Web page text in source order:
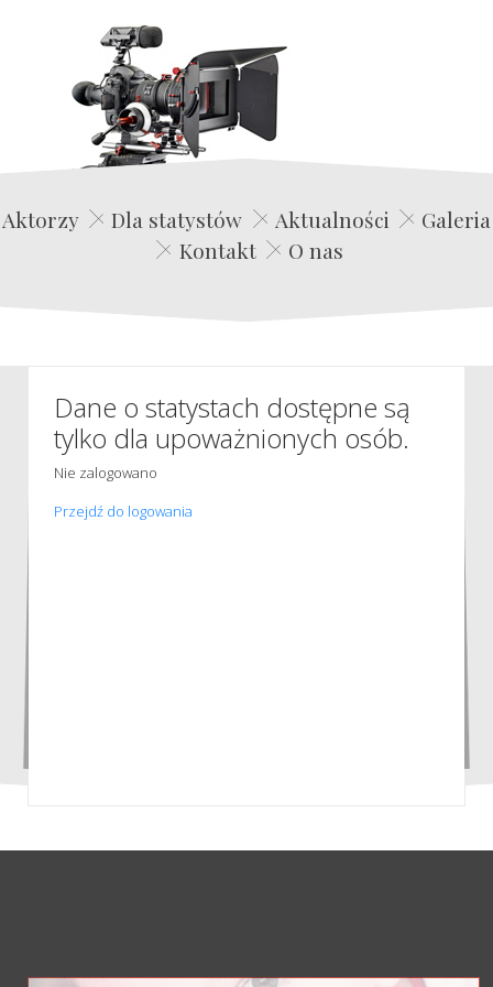
Edwin Film Agencja Aktorska
Aktorzy Dla statystów Aktualności
Galeria
Kontakt
O nas
Dane o statystach dostępne są
tylko dla upoważnionych osób.
Nie zalogowano
Przejdź do logowania